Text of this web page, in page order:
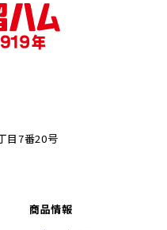
目7番20号
商品情報